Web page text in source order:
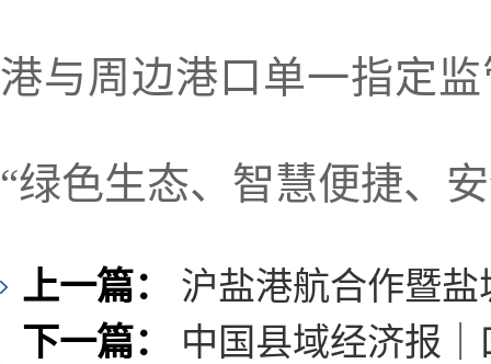
港与周边港口单一指定
“绿色生态、智慧便捷、
上一篇：
沪盐港航合作暨
下一篇：
中国县域经济报